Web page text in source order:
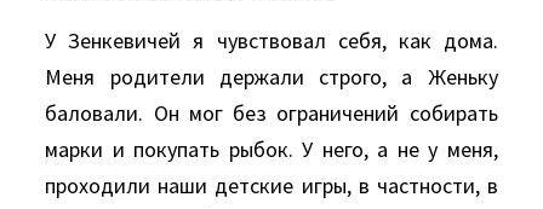
У Зенкевичей я чувствовал себя, как дома.
Меня родители держали строго, а Женьку
баловали. Он мог без ограничений собирать
марки и покупать рыбок. У него, а не у меня,
проходили наши детские игры, в частности, в